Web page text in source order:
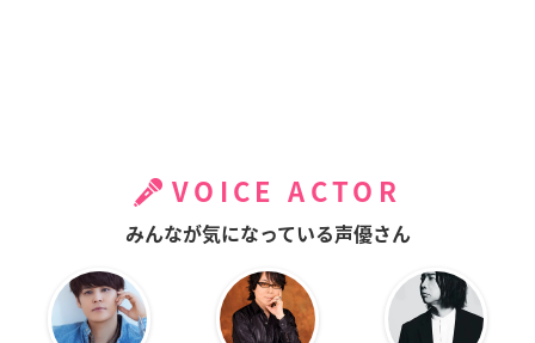
VOICE ACTOR
みんなが気になっている声優さん